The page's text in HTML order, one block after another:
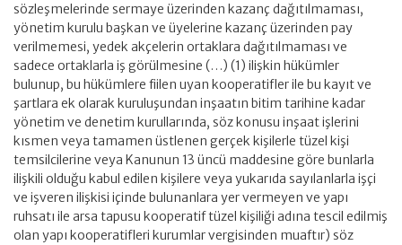
sözleşmelerinde sermaye üzerinden kazanç dağıtılmaması,
yönetim kurulu başkan ve üyelerine kazanç üzerinden pay
verilmemesi, yedek akçelerin ortaklara dağıtılmaması ve
sadece ortaklarla iş görülmesine (…) (1) ilişkin hükümler
bulunup, bu hükümlere fiilen uyan kooperatifler ile bu kayıt ve
şartlara ek olarak kuruluşundan inşaatın bitim tarihine kadar
yönetim ve denetim kurullarında, söz konusu inşaat işlerini
kısmen veya tamamen üstlenen gerçek kişilerle tüzel kişi
temsilcilerine veya Kanunun 13 üncü maddesine göre bunlarla
ilişkili olduğu kabul edilen kişilere veya yukarıda sayılanlarla işçi
ve işveren ilişkisi içinde bulunanlara yer vermeyen ve yapı
ruhsatı ile arsa tapusu kooperatif tüzel kişiliği adına tescil edilmiş
olan yapı kooperatifleri kurumlar vergisinden muaftır) söz